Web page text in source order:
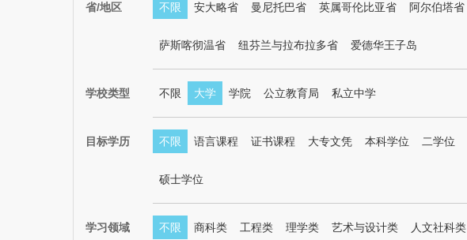
省/地区 不限 安大略省 曼尼托巴省 英属哥伦比亚省 阿尔伯塔省
萨斯喀彻温省 纽芬兰与拉布拉多省 爱德华王子岛
学校类型 不限 大学 学院 公立教育局 私立中学
目标学历 不限 语言课程 证书课程 大专文凭 本科学位 二学位
硕士学位
学习领域 不限 商科类 工程类 理学类 艺术与设计类 人文社科类